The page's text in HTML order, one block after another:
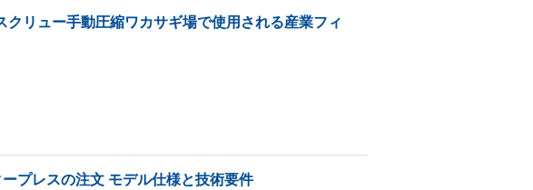
クリュー手動圧縮ワカサギ場で使用される産業フィ
プレスの注文 モデル仕様と技術要件